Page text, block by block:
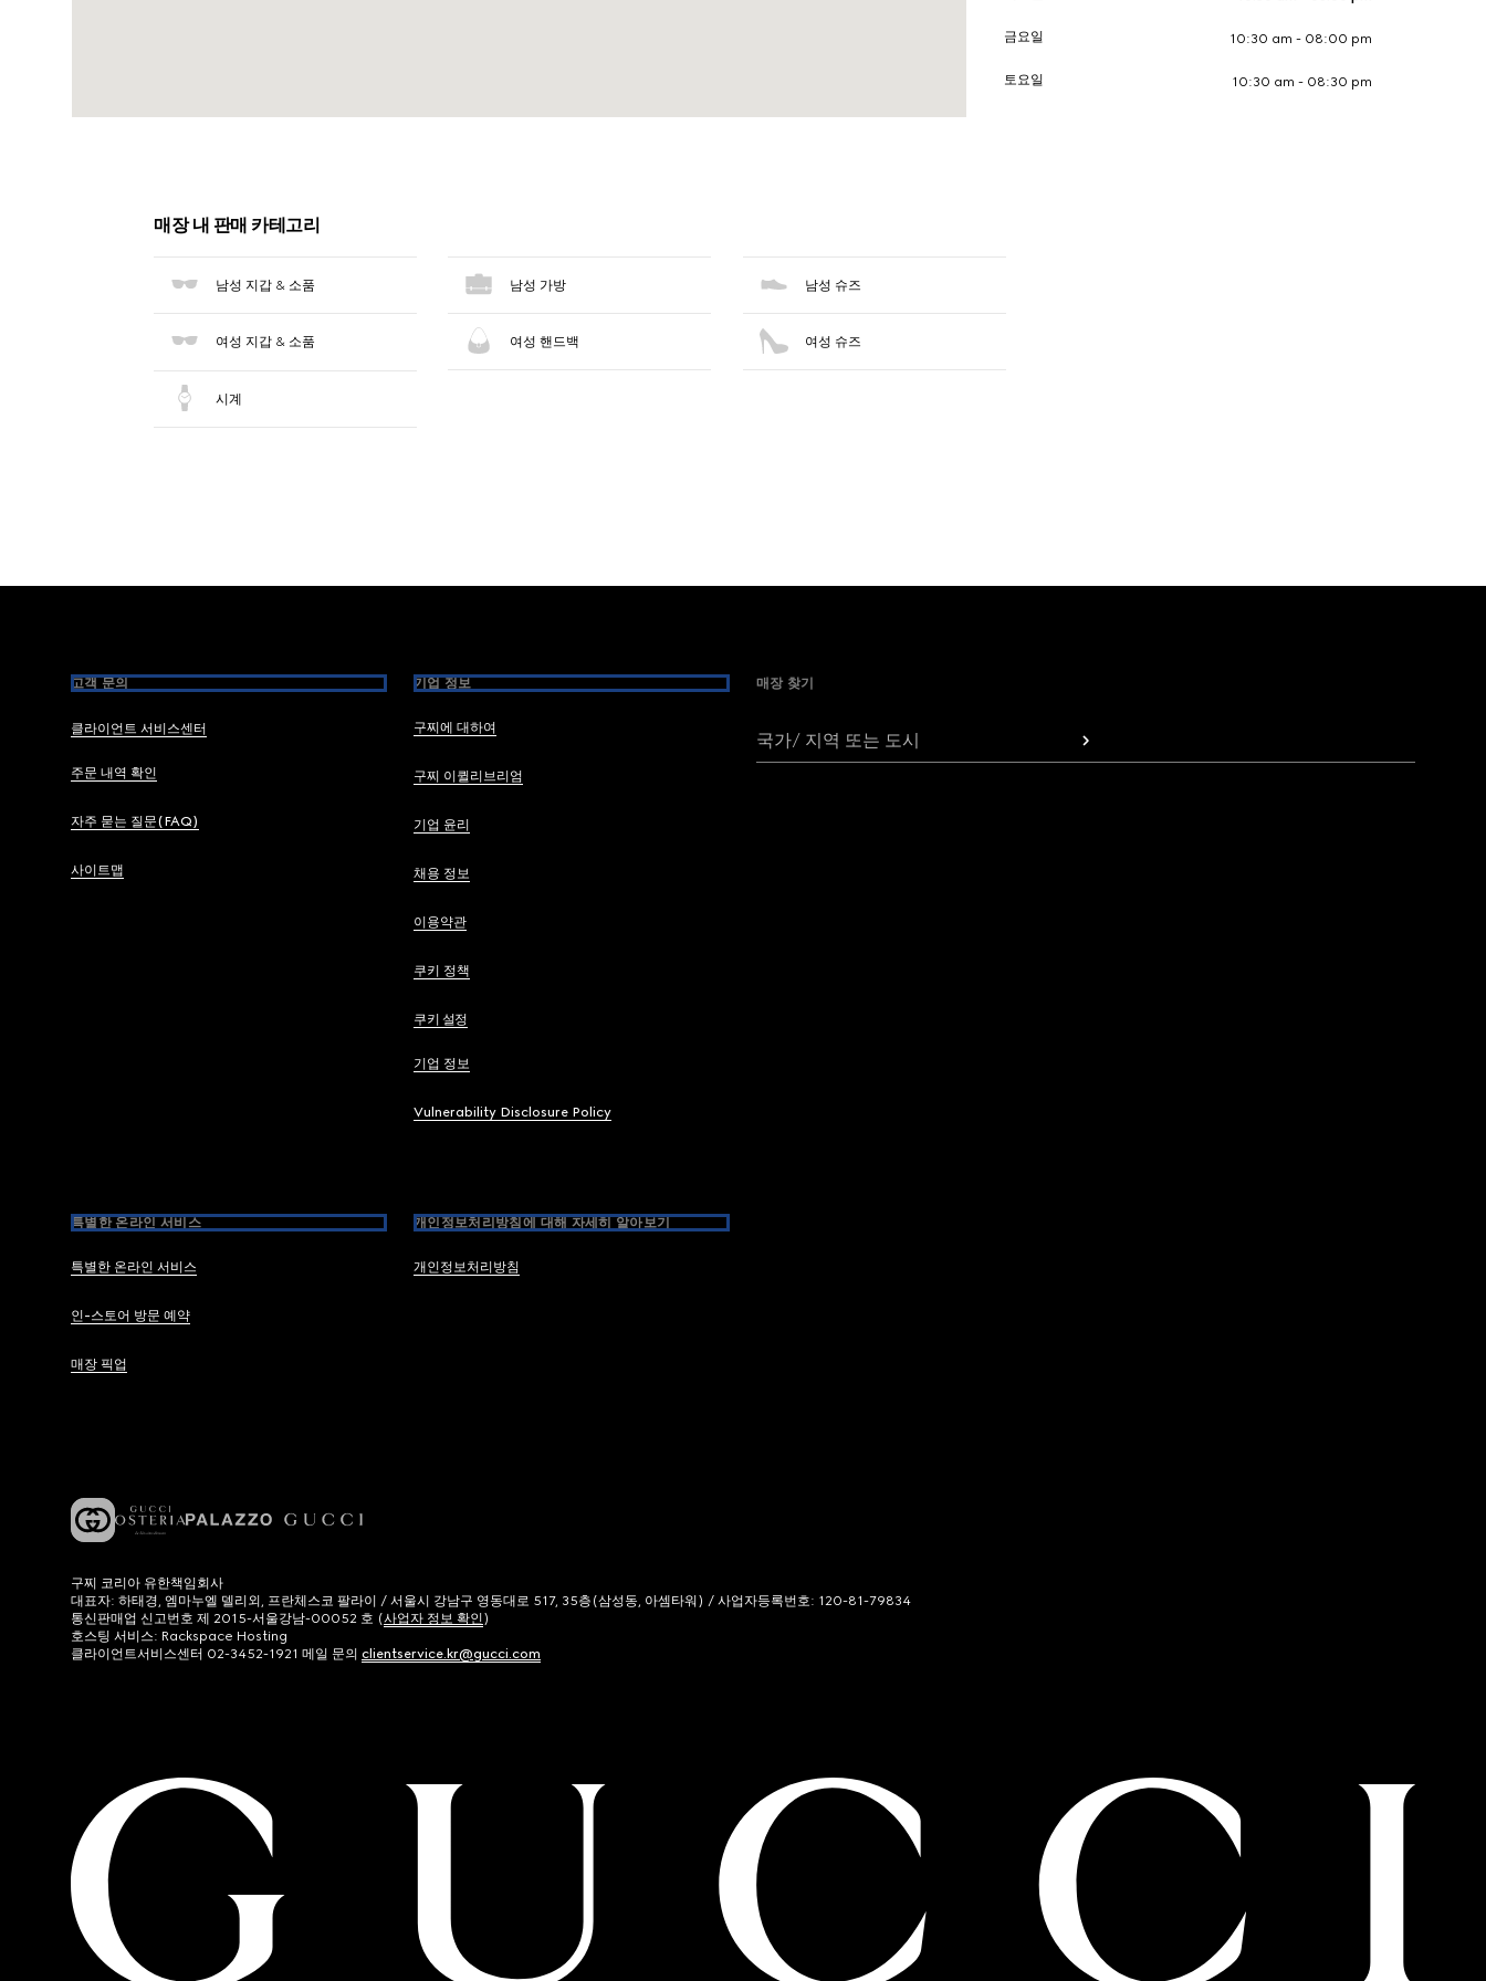
금요일 10:30 am - 08:00 pm
토요일 10:30 am - 08:30 pm
매장 내 판매 카테고리
남성 지갑 & 소품 남성 가방 남성 슈즈
여성 지갑 & 소품 여성 핸드백 여성 슈즈
시계
Footer
고객 문의
클라이언트 서비스센터
주문 내역 확인
자주 묻는 질문(FAQ)
사이트맵
기업 정보
구찌에 대하여
구찌 이퀼리브리엄
기업 윤리
채용 정보
이용약관
쿠키 정책
쿠키 설정
기업 정보
Vulnerability Disclosure Policy
특별한 온라인 서비스
특별한 온라인 서비스
인-스토어 방문 예약
매장 픽업
개인정보처리방침에 대해 자세히 알아보기
개인정보처리방침
매장 찾기
국가/ 지역 또는 도시
구찌 코리아 유한책임회사
대표자: 하태경, 엠마누엘 델리외, 프란체스코 팔라이 / 서울시 강남구 영동대로 517, 35층(삼성동, 아셈타워) / 사업자등록번호: 120-81-79834
통신판매업 신고번호 제 2015-서울강남-00052 호 (사업자 정보 확인)
호스팅 서비스: Rackspace Hosting
클라이언트서비스센터 02-3452-1921 메일 문의 clientservice.kr@gucci.com